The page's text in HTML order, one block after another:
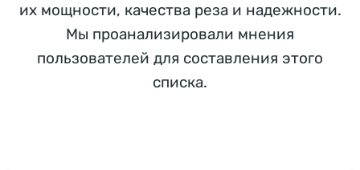
их мощности, качества реза и надежности.
Мы проанализировали мнения
пользователей для составления этого
списка.